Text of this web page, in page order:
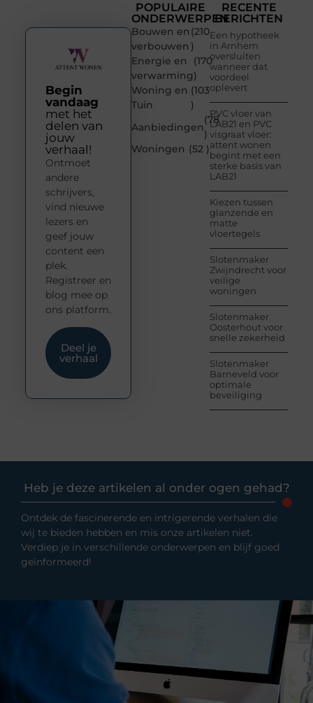
POPULAIRE
ONDERWERPEN
Bouwen en
verbouwen
(210
)
Energie en
verwarming
(170
)
Woning en
Tuin
(103
)
Aanbiedingen
(78
)
Woningen (52 )
RECENTE
BERICHTEN
Een hypotheek
in Arnhem
oversluiten
wanneer dat
voordeel
oplevert
PVC vloer van
LAB21 en PVC
visgraat vloer:
attent wonen
begint met een
sterke basis van
LAB21
Kiezen tussen
glanzende en
matte
vloertegels
Slotenmaker
Zwijndrecht voor
veilige
woningen
Slotenmaker
Oosterhout voor
snelle zekerheid
Slotenmaker
Barneveld voor
optimale
beveiliging
Begin
vandaag
met het
delen van
jouw
verhaal!
Ontmoet
andere
schrijvers,
vind nieuwe
lezers en
geef jouw
content een
plek.
Registreer en
blog mee op
ons platform.
Deel je
verhaal
Heb je deze artikelen al onder ogen gehad?
Ontdek de fascinerende en intrigerende verhalen die
wij te bieden hebben en mis onze artikelen niet.
Verdiep je in verschillende onderwerpen en blijf goed
geïnformeerd!